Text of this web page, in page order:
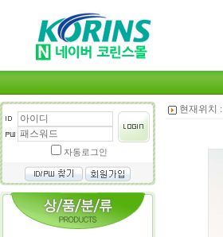
자동로그인
현재위치 :